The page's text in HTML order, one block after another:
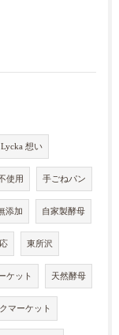
Lycka 想い
使用 手ごねパン
添加 自家製酵母
東所沢
ケット 天然酵母
マーケット